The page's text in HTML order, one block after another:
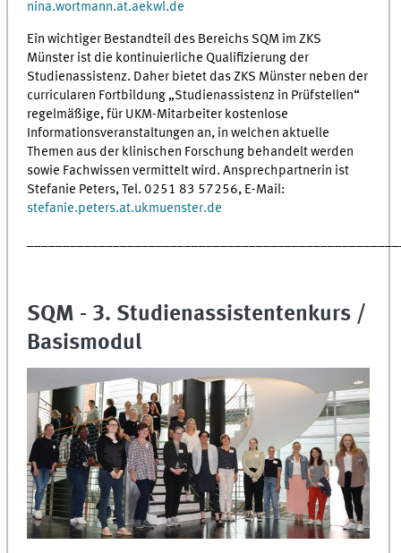
nina.wortmann.at.aekwl.de
Ein wichtiger Bestandteil des Bereichs SQM im ZKS
Münster ist die kontinuierliche Qualifizierung der
Studienassistenz. Daher bietet das ZKS Münster neben der
curricularen Fortbildung „Studienassistenz in Prüfstellen“
regelmäßige, für UKM-Mitarbeiter kostenlose
Informationsveranstaltungen an, in welchen aktuelle
Themen aus der klinischen Forschung behandelt werden
sowie Fachwissen vermittelt wird. Ansprechpartnerin ist
Stefanie Peters, Tel. 0251 83 57256, E-Mail:
stefanie.peters.at.ukmuenster.de
SQM - 3. Studienassistentenkurs /
Basismodul